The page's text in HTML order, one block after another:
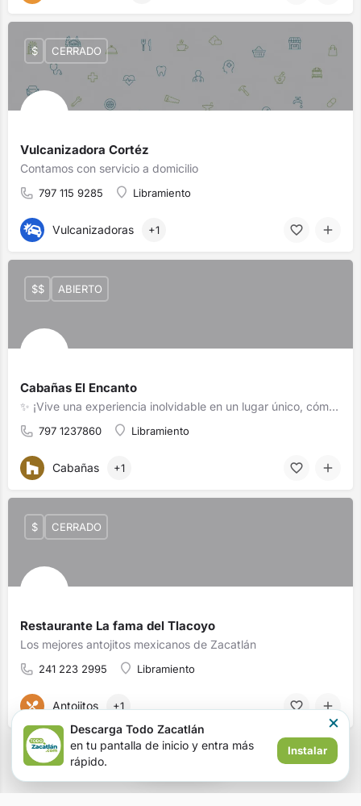
Vulcanizadora Cortéz
Contamos con servicio a domicilio
797 115 9285 Libramiento
$ CERRADO
Vulcanizadoras +1
Cabañas El Encanto
✨ ¡Vive una experiencia inolvidable en un lugar único, cómodo y familiar!
797 1237860 Libramiento
$$ ABIERTO
Cabañas +1
Restaurante La fama del Tlacoyo
Los mejores antojitos mexicanos de Zacatlán
241 223 2995 Libramiento
$ CERRADO
Antojitos +1
Ver mapa
Descarga Todo Zacatlán
en tu pantalla de inicio y entra más
rápido.
Instalar
×